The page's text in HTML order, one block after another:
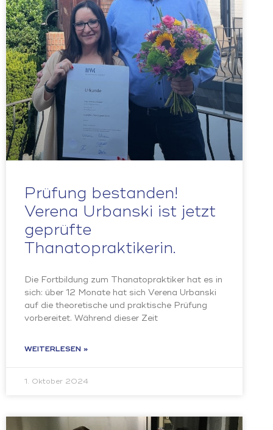
Prüfung bestanden!
Verena Urbanski ist jetzt
geprüfte
Thanatopraktikerin.
Die Fortbildung zum Thanatopraktiker hat es in
sich: über 12 Monate hat sich Verena Urbanski
auf die theoretische und praktische Prüfung
vorbereitet. Während dieser Zeit
WEITERLESEN »
1. Oktober 2024